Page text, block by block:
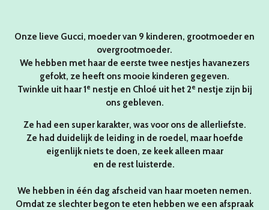
Onze lieve Gucci, moeder van 9 kinderen, grootmoeder en
overgrootmoeder.
We hebben met haar de eerste twee nestjes havanezers
gefokt, ze heeft ons mooie kinderen gegeven.
Twinkle uit haar 1 e nestje en Chloé uit het 2e nestje zijn bij
ons gebleven.
Ze had een super karakter, was voor ons de allerliefste.
Ze had duidelijk de leiding in de roedel, maar hoefde
eigenlijk niets te doen, ze keek alleen maar
en de rest luisterde.
We hebben in één dag afscheid van haar moeten nemen.
Omdat ze slechter begon te eten hebben we een afspraak